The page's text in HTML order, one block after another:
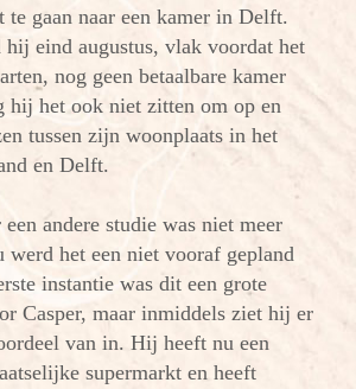
te gaan naar een kamer in Delft.
hij eind augustus, vlak voordat het
nog geen betaalbare kamer
hij het ook niet zitten om op en
tussen zijn woonplaats in het
en Delft.
andere studie was niet meer
werd het een niet vooraf gepland
instantie was dit een grote
Casper, maar inmiddels ziet hij er
van in. Hij heeft nu een
supermarkt en heeft